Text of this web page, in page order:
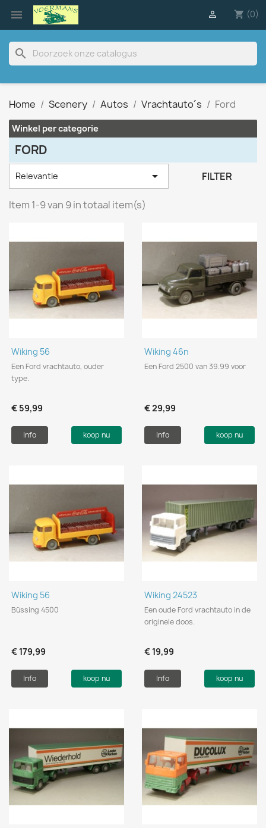
 shopping_cart (0)

search
Home Scenery Autos Vrachtauto´s Ford
Winkel per categorie
FORD
Relevantie  FILTER
Item 1-9 van 9 in totaal item(s)
Wiking 56
Een Ford vrachtauto, ouder
type.
€ 59,99
Info koop nu
Wiking 46n
Een Ford 2500 van 39.99 voor
€ 29,99
Info koop nu
Wiking 56
Büssing 4500
€ 179,99
Info koop nu
Wiking 24523
Een oude Ford vrachtauto in de
originele doos.
€ 19,99
Info koop nu